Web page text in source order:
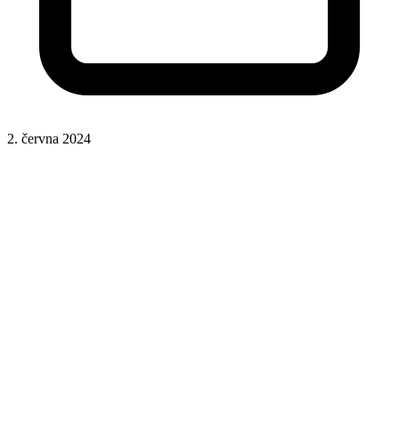
2. června 2024